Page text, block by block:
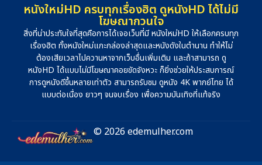
หนังใหม่HD ครบทุกเรื่องฮิต ดูหนังHD ได้ไม่มี
โฆษณากวนใจ
สิ่งที่น่าประทับใจที่สุดคือการได้เจอเว็บที่มี หนังใหม่HD ให้เลือกครบทุก
เรื่องฮิต ทั้งหนังใหม่แกะกล่องล่าสุดและหนังดังในตำนาน ทำให้ไม่
ต้องเสียเวลาไปควานหาจากเว็บอื่นเพิ่มเติม และถ้าสามารถ ดู
หนังHD ได้แบบไม่มีโฆษณาคอยขัดจังหวะ ก็ยิ่งช่วยให้ประสบการณ์
การดูหนังดีขึ้นหลายเท่าตัว สามารถรับชม ดูหนัง 4K พากย์ไทย ได้
แบบต่อเนื่อง ยาวๆ จนจบเรื่อง เพื่อความบันเทิงที่แท้จริง
© 2026 edemulher.com